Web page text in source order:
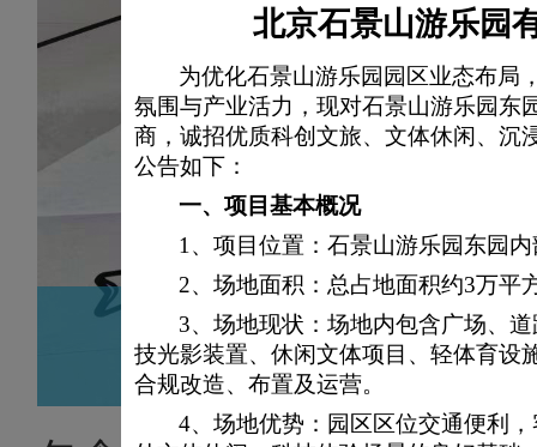
北京石景山游乐园
为优化石景山游乐园园区业态布局
氛围与产业活力，现对石景山游乐园东
商，诚招优质科创文旅、文体休闲、沉
公告如下：
一、项目基本概况
1、项目位置：石景山游乐园东园
2、场地面积：总占地面积约3万平
3、场地现状：场地内包含广场、
技光影装置、休闲文体项目、轻体育设
合规改造、布置及运营。
4、场地优势：园区区位交通便利